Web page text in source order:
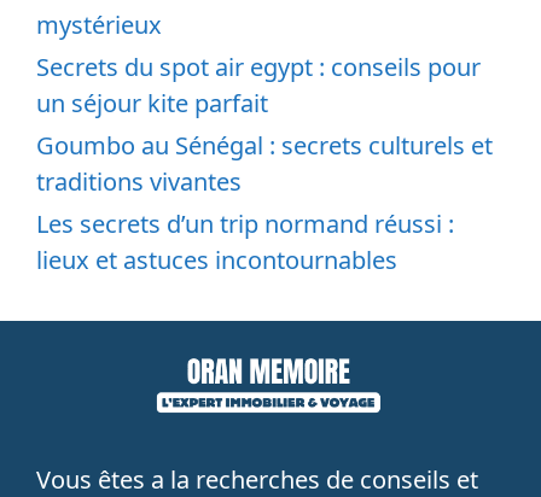
mystérieux
Secrets du spot air egypt : conseils pour
un séjour kite parfait
Goumbo au Sénégal : secrets culturels et
traditions vivantes
Les secrets d’un trip normand réussi :
lieux et astuces incontournables
Vous êtes a la recherches de conseils et